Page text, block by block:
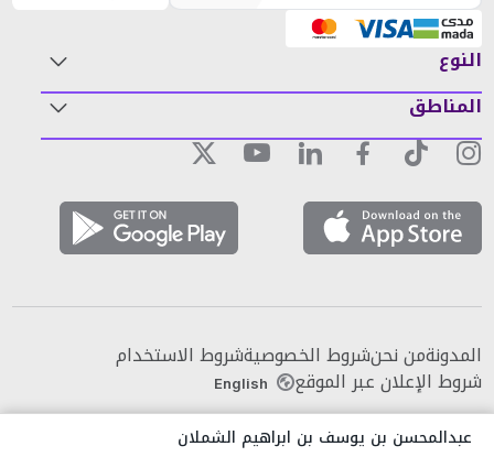
النوع
المناطق
المدونةمن نحنشروط الخصوصيةشروط الاستخدام
شروط الإعلان عبر الموقع English
عبدالمحسن بن يوسف بن ابراهيم الشملان